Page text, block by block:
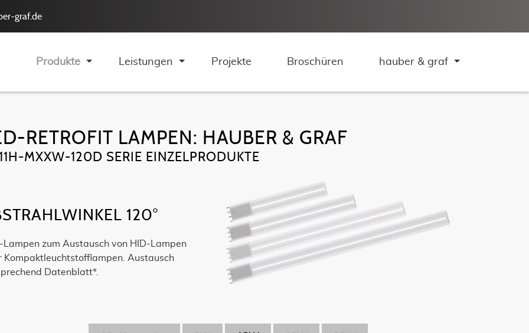
graf.de
Produkte Leistungen Projekte Broschüren hauber & graf
RETROFIT LAMPEN: HAUBER & GRAF
MXXW-120D SERIE EINZELPRODUKTE
120°
Lampen zum Austausch von HID-Lampen
Kompaktleuchtstofflampen. Austausch
Datenblatt*.